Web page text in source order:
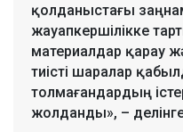
қолданыстағы
жауапкершілікке
материалдар қарау
тиісті шаралар
толмағандардың
жолданды», –